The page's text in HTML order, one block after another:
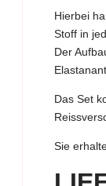
Hierbei
Stoff in
Der
Das Set
Sie